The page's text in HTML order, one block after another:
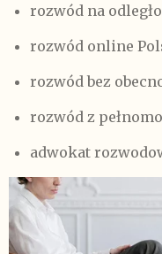
rozwód na
rozwód online
rozwód bez
rozwód z
adwokat